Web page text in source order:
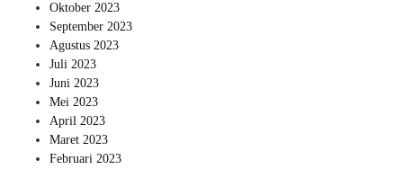
Oktober 2023
September 2023
Agustus 2023
Juli 2023
Juni 2023
Mei 2023
April 2023
Maret 2023
Februari 2023